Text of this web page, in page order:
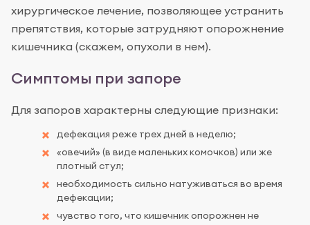
хирургическое лечение, позволяющее устранить
препятствия, которые затрудняют опорожнение
кишечника (скажем, опухоли в нем).
Симптомы при запоре
Для запоров характерны следующие признаки:
дефекация реже трех дней в неделю;
«овечий» (в виде маленьких комочков) или же
плотный стул;
необходимость сильно натуживаться во время
дефекации;
чувство того, что кишечник опорожнен не